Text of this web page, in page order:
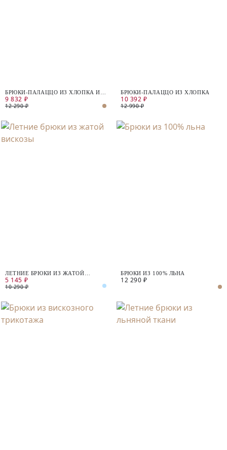
БРЮКИ-ПАЛАЦЦО ИЗ ХЛОПКА И
ЛЬНА
9 832 ₽
12 290 ₽
БРЮКИ-ПАЛАЦЦО ИЗ ХЛОПКА
10 392 ₽
12 990 ₽
ЛЕТНИЕ БРЮКИ ИЗ ЖАТОЙ
ВИСКОЗЫ
5 145 ₽
10 290 ₽
БРЮКИ ИЗ 100% ЛЬНА
12 290 ₽